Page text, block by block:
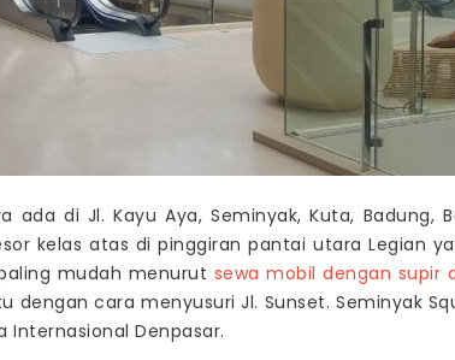
ada di Jl. Kayu Aya, Seminyak, Kuta, Badung,
kelas atas di pinggiran pantai utara Legian
mudah menurut sewa mobil dengan supir
dengan cara menyusuri Jl. Sunset. Seminyak
Internasional Denpasar.